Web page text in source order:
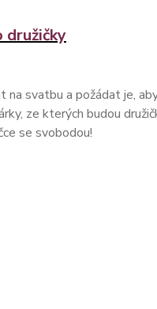
družičky
svatbu a požádat je,
ze kterých budou
se svobodou!